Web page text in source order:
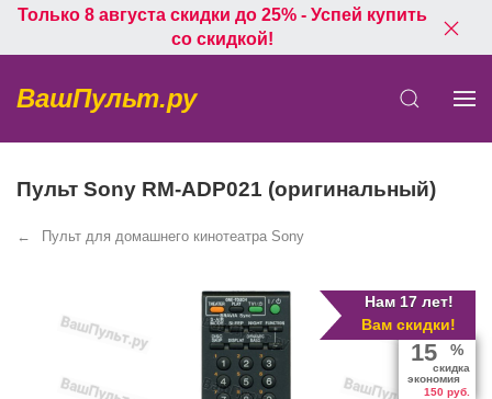
Только 8 августа скидки до 25% - Успей купить
со скидкой!
ВашПульт.ру
Пульт Sony RM-ADP021 (оригинальный)
Пульт для домашнего кинотеатра Sony
Нам 17 лет!
Вам скидки!
15 %
скидка
экономия
150 руб.